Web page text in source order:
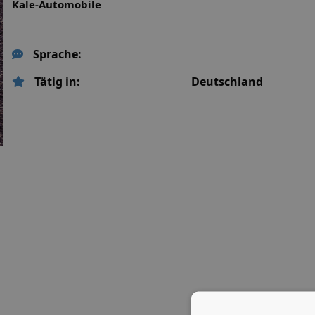
Kale-Automobile
Sprache:
Tätig in:
Deutschland